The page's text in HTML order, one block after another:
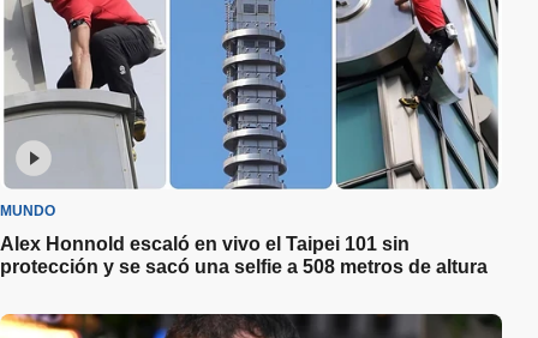
MUNDO
Alex Honnold escaló en vivo el Taipei 101 sin
protección y se sacó una selfie a 508 metros de altura